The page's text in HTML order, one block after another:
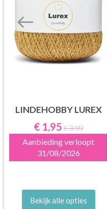
LINDEHOBBY LUREX
€ 1,95 € 3,90
Aanbieding verloopt
31/08/2026
Bekijk alle opties